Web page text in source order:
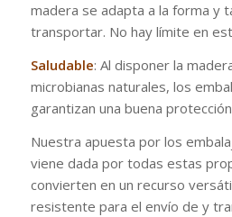
madera se adapta a la forma y
transportar. No hay límite en
Saludable: Al disponer la
microbianas naturales, los
garantizan una buena
Nuestra apuesta por los
viene dada por todas estas
convierten en un recurso
resistente para el envío de y